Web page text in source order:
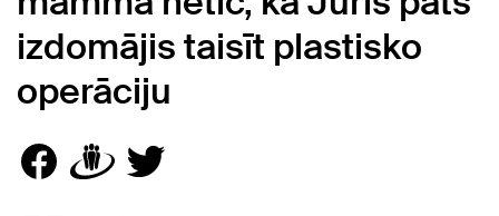
izdomājis taisīt plastisko
operāciju